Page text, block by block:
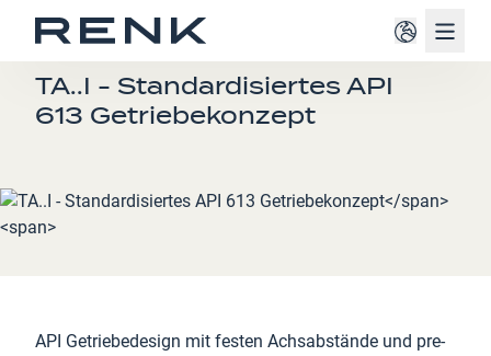
STIRNRADGETRIEBE
TA..I - Standardisiertes API
613 Getriebekonzept
API Getriebedesign mit festen Achsabstände und pre-